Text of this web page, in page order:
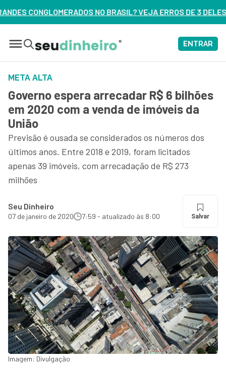
BRASIL? VEJA ERROS DE 3 DELES – ASSISTA AGORA
ENTRAR
META ALTA
Governo espera arrecadar R$ 6 bilhões
em 2020 com a venda de imóveis da
União
Previsão é ousada se considerados os números dos
últimos anos. Entre 2018 e 2019, foram licitados
apenas 39 imóveis, com arrecadação de R$ 273
milhões
Seu Dinheiro
07 de janeiro de 2020 7:59 - atualizado às 8:00 Salvar
Imagem: Divulgação